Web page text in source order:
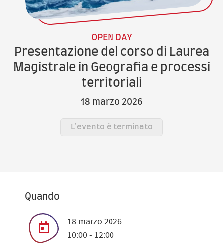
OPEN DAY
Presentazione del corso di Laurea
Magistrale in Geografia e processi
territoriali
18 marzo 2026
L'evento è terminato
Quando
18 marzo 2026
10:00 - 12:00